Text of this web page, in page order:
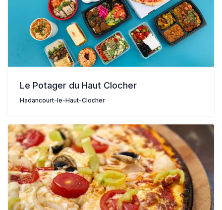
Le Potager du Haut Clocher
Hadancourt-le-Haut-Clocher